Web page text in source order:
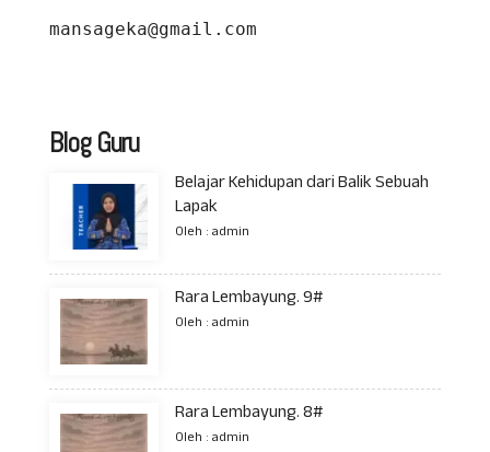
mansageka@gmail.com
Blog Guru
Belajar Kehidupan dari Balik Sebuah
Lapak
Oleh : admin
Rara Lembayung. 9#
Oleh : admin
Rara Lembayung. 8#
Oleh : admin